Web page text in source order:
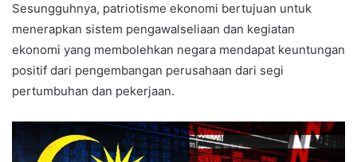
Sesungguhnya, patriotisme ekonomi bertujuan untuk
menerapkan sistem pengawalseliaan dan kegiatan
ekonomi yang membolehkan negara mendapat keuntungan
positif dari pengembangan perusahaan dari segi
pertumbuhan dan pekerjaan.